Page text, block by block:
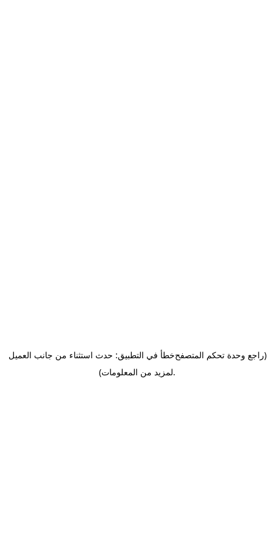
خطأ في التطبيق: حدث استثناء من جانب العميل(راجع وحدة تحكم المتصفح
لمزيد من المعلومات).